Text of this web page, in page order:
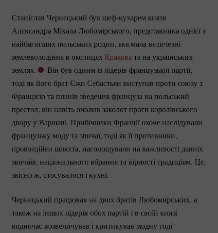
Станіслав Чернецький був шеф-кухаремкнязя
Алєксандра Міхала Любомірського, представника однієї з
найбагатших польських родин, яка мала величезні
землеволодіння в околицях Кракова та на українських
землях.
Він був одним із лідерів французької партії,
тоді як його брат Єжи Себастьян виступав проти союзу з
Францією та планів зведення француза на польський
престол; він навіть очолив заколот проти королівського
двору у Варшаві. Прибічники Франції охоче наслідували
французьку моду та звичаї, тоді як її противники,
провінційна шляхта, наголошували на важливості давніх
звичаїв, національного вбрання та вірності традиціям. Це,
звісно ж, стосувалося і кухні.
Чернецький працював на двох братів Любомирських, а
також на інших лідерів обох партій і в своїй книзі
водночас возвеличував і критикував модну тоді